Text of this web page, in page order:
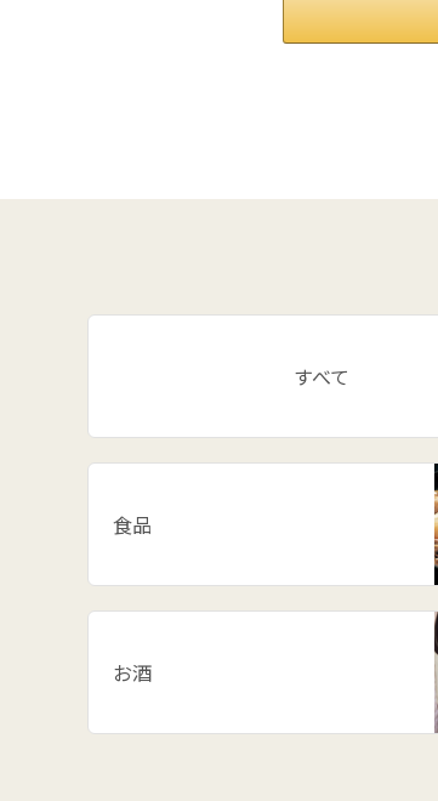
すべて
食品
お酒